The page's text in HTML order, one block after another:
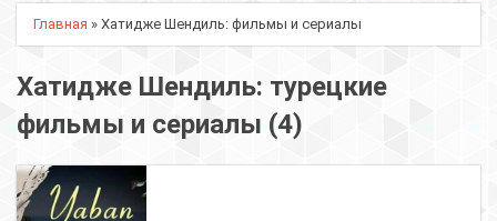
Главная » Хатидже Шендиль: фильмы и сериалы
Хатидже Шендиль: турецкие
фильмы и сериалы (4)